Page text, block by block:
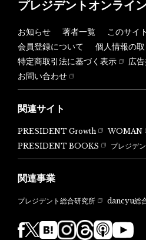
プレジデントオンライ
お知らせ 著者一覧
このサイ
会員登録について
個人情報の
特定商取引法に基づく表示
広
お問い合わせ
関連サイト
PRESIDENT Growth WOMAN
PRESIDENT BOOKS
プレジデ
関連事業
プレジデント総合研究所 dancyu総